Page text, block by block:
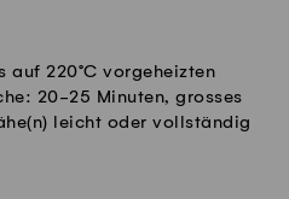
auf 220°C vorgeheizten
20-25 Minuten, grosses
leicht oder vollständig